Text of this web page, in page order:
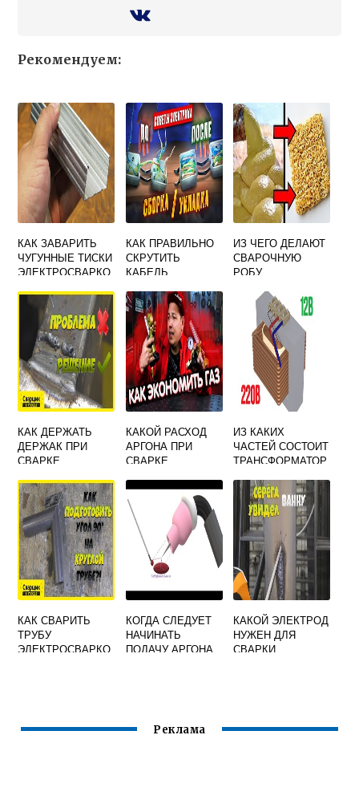
Рекомендуем:
КАК ЗАВАРИТЬ
ЧУГУННЫЕ ТИСКИ
ЭЛЕКТРОСВАРКО
УСЛОВИЯХ
КАК ПРАВИЛЬНО
СКРУТИТЬ
КАБЕЛЬ
ИЗ ЧЕГО ДЕЛАЮТ
СВАРОЧНУЮ
РОБУ
КАК ДЕРЖАТЬ
ДЕРЖАК ПРИ
СВАРКЕ
КАКОЙ РАСХОД
АРГОНА ПРИ
СВАРКЕ
ПОЛУАВТОМАТОМ
ИЗ КАКИХ
ЧАСТЕЙ СОСТОИТ
ТРАНСФОРМАТОР
КАК СВАРИТЬ
ТРУБУ
ЭЛЕКТРОСВАРКО
КОГДА СЛЕДУЕТ
НАЧИНАТЬ
ПОДАЧУ АРГОНА
КАКОЙ ЭЛЕКТРОД
НУЖЕН ДЛЯ
СВАРКИ
Реклама